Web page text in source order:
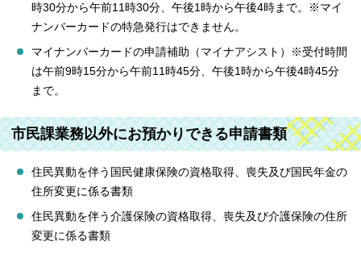
時30分から午前11時30分、午後1時から午後4時まで。※マイ
ナンバーカードの特急発行はできません。
マイナンバーカードの申請補助（マイナアシスト）※受付時間
は午前9時15分から午前11時45分、午後1時から午後4時45分
まで。
市民課業務以外にお預かりできる申請書類
住民異動を伴う国民健康保険の資格取得、喪失及び国民年金の
住所変更に係る書類
住民異動を伴う介護保険の資格取得、喪失及び介護保険の住所
変更に係る書類